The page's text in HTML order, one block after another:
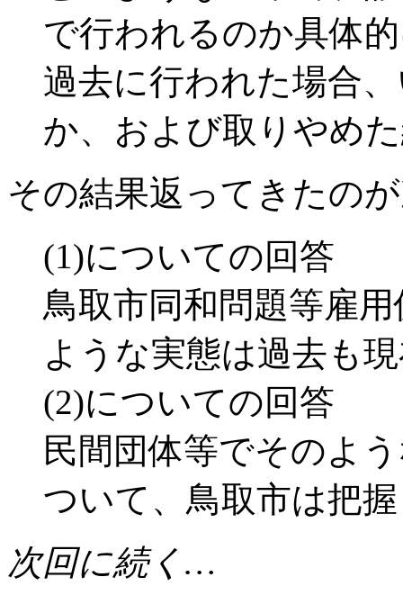
で行われるのか具体
過去に行われた場合
か、および取りやめ
その結果返ってきたの
(1)についての回答
鳥取市同和問題等雇
ような実態は過去も
(2)についての回答
民間団体等でそのよ
ついて、鳥取市は把
次回に続く…